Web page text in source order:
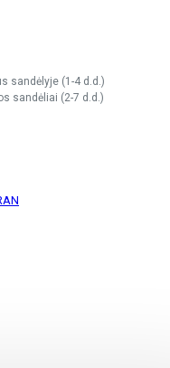
sandėlyje (1-4 d.d.)
sandėliai (2-7 d.d.)